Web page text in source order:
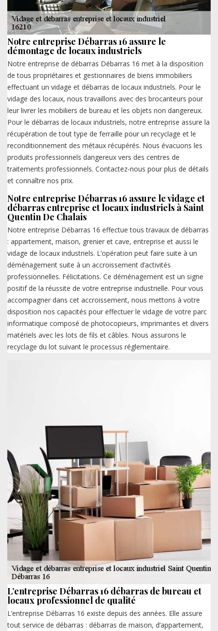
Notre entreprise Débarras 16 assure le
démontage de locaux industriels
Notre entreprise de débarras Débarras 16 met à la disposition
de tous propriétaires et gestionnaires de biens immobiliers
effectuant un vidage et débarras de locaux industriels. Pour le
vidage des locaux, nous travaillons avec des brocanteurs pour
leur livrer les mobiliers de bureau et les objets non dangereux.
Pour le débarras de locaux industriels, notre entreprise assure la
récupération de tout type de ferraille pour un recyclage et le
reconditionnement des métaux récupérés. Nous évacuons les
produits professionnels dangereux vers des centres de
traitements professionnels. Contactez-nous pour plus de détails
et connaître nos prix.
Notre entreprise Débarras 16 assure le vidage et
débarras entreprise et locaux industriels à Saint
Quentin De Chalais
Notre entreprise Débarras 16 effectue tous travaux de débarras
: appartement, maison, grenier et cave, entreprise et aussi le
vidage de locaux industriels. L’opération peut faire suite à un
déménagement suite à un accroissement d’activités
professionnelles. Félicitations. Ce déménagement est un signe
positif de la réussite de votre entreprise industrielle. Pour vous
accompagner dans cet accroissement, nous mettons à votre
disposition nos capacités pour effectuer le vidage de votre parc
informatique composé de photocopieurs, imprimantes et divers
matériels avec les lots de fils et câbles. Nous assurons le
recyclage du lot suivant le processus réglementaire.
L’entreprise Débarras 16 débarras de bureau et
locaux professionnel de qualité
L’entreprise Débarras 16 existe depuis des années. Elle assure
tout service de débarras : débarras de maison, d’appartement,